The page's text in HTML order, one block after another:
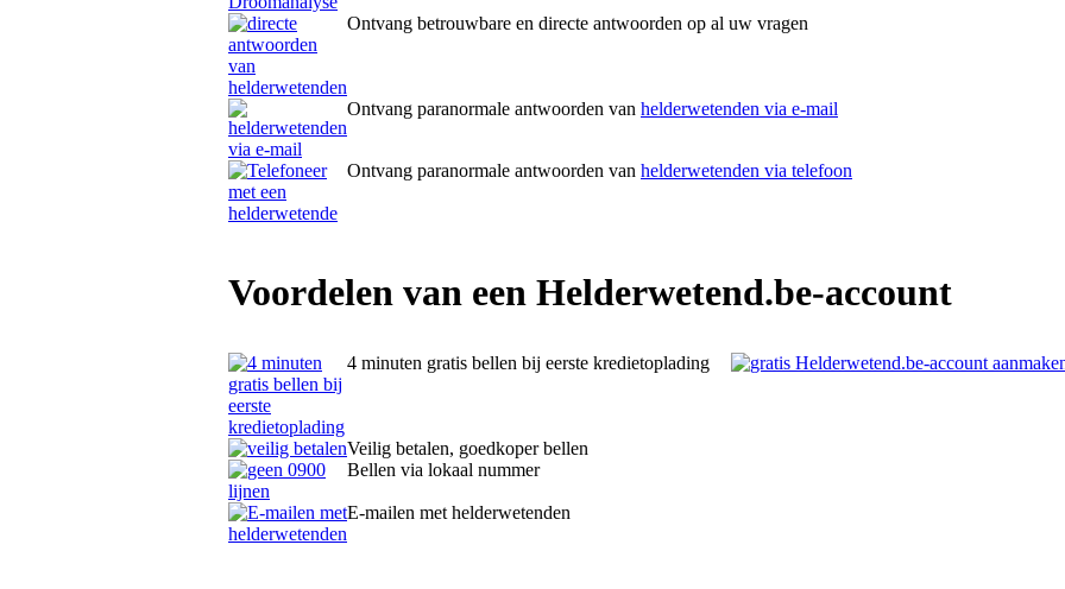
Ontvang betrouwbare en directe antwoorden op al uw vragen
Ontvang paranormale antwoorden van helderwetenden via e-mail
Ontvang paranormale antwoorden van helderwetenden via telefoon
Voordelen van een Helderwetend.be-account
4 minuten gratis bellen bij eerste kredietoplading
Veilig betalen, goedkoper bellen
Bellen via lokaal nummer
E-mailen met helderwetenden